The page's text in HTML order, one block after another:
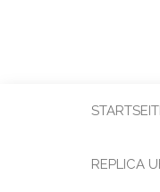
REPLICA